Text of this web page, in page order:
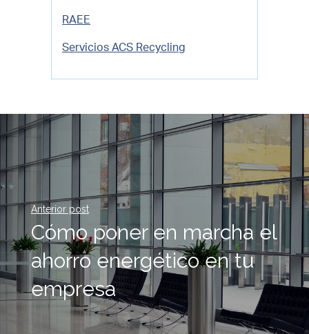
RAEE
Servicios ACS Recycling
Anterior post
Cómo poner en marcha el
ahorro energético en tu
empresa